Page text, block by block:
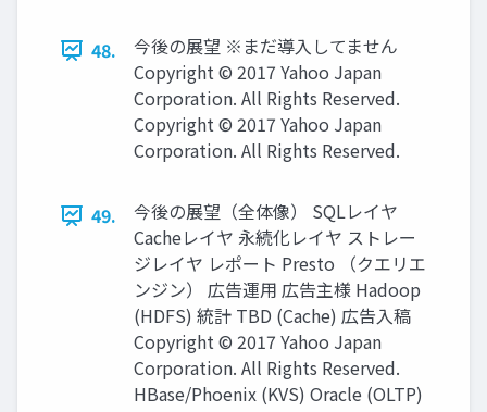
48.
今後の展望 ※まだ導入してません
Copyright © 2017 Yahoo Japan
Corporation. All Rights Reserved.
Copyright © 2017 Yahoo Japan
Corporation. All Rights Reserved.
49.
今後の展望（全体像） SQLレイヤ
Cacheレイヤ 永続化レイヤ ストレー
ジレイヤ レポート Presto （クエリエ
ンジン） 広告運用 広告主様 Hadoop
(HDFS) 統計 TBD (Cache) 広告入稿
Copyright © 2017 Yahoo Japan
Corporation. All Rights Reserved.
HBase/Phoenix (KVS) Oracle (OLTP)